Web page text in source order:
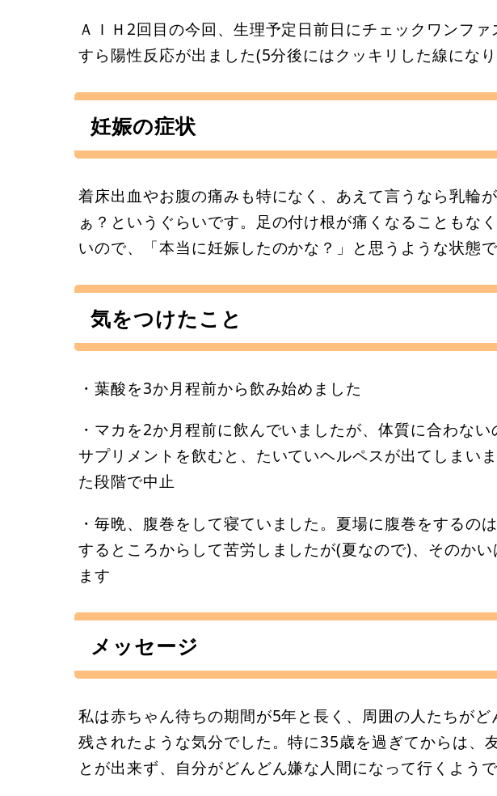
ＡＩＨ2回目の今回、生理予定日前日にチェックワンフ
すら陽性反応が出ました(5分後にはクッキリした線になり
妊娠の症状
着床出血やお腹の痛みも特になく、あえて言うなら乳輪
ぁ？というぐらいです。足の付け根が痛くなることもな
いので、「本当に妊娠したのかな？」と思うような状態で
気をつけたこと
・葉酸を3か月程前から飲み始めました
・マカを2か月程前に飲んでいましたが、体質に合わな
サプリメントを飲むと、たいていヘルペスが出てしまい
た段階で中止
・毎晩、腹巻をして寝ていました。夏場に腹巻をするの
するところからして苦労しましたが(夏なので)、そのか
ます
メッセージ
私は赤ちゃん待ちの期間が5年と長く、周囲の人たちが
残されたような気分でした。特に35歳を過ぎてからは、
とが出来ず、自分がどんどん嫌な人間になって行くよう